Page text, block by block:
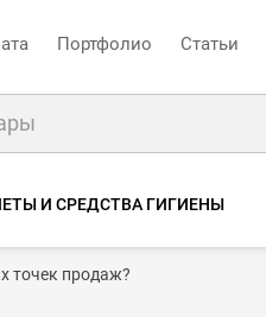
Портфолио Статьи
И СРЕДСТВА ГИГИЕНЫ
точек продаж?